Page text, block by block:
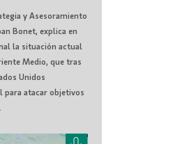
y Asesoramiento
Bonet, explica en
la situación actual
Medio, que tras
Unidos
para atacar objetivos